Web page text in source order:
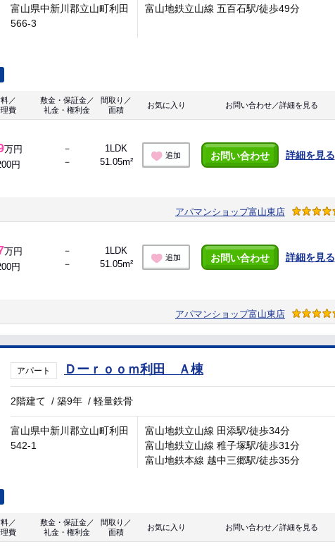
富山県中新川郡立山町利田
566-3
富山地鉄立山線 五百石駅/徒歩49分
／
費
敷金・保証金／
礼金・権利金
間取り／
面積
お気に入り お問い合わせ／詳細を見る
万円
円
－
－
1LDK
51.05m²
追加 お問い合わせ 詳細を見る
アパマンショップ富山東店
万円
円
－
－
1LDK
51.05m²
追加 お問い合わせ 詳細を見る
アパマンショップ富山東店
アパート Ｄーｒｏｏｍ利田 Ａ棟
2階建て /築9年 /軽量鉄骨
富山県中新川郡立山町利田
542-1
富山地鉄立山線 田添駅/徒歩34分
富山地鉄立山線 稚子塚駅/徒歩31分
富山地鉄本線 越中三郷駅/徒歩35分
／
費
敷金・保証金／
礼金・権利金
間取り／
面積
お気に入り お問い合わせ／詳細を見る